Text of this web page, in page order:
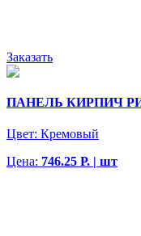
Заказать
ПАНЕЛЬ КИРПИЧ
Цвет: Кремовый
Цена: 746.25 Р. | шт